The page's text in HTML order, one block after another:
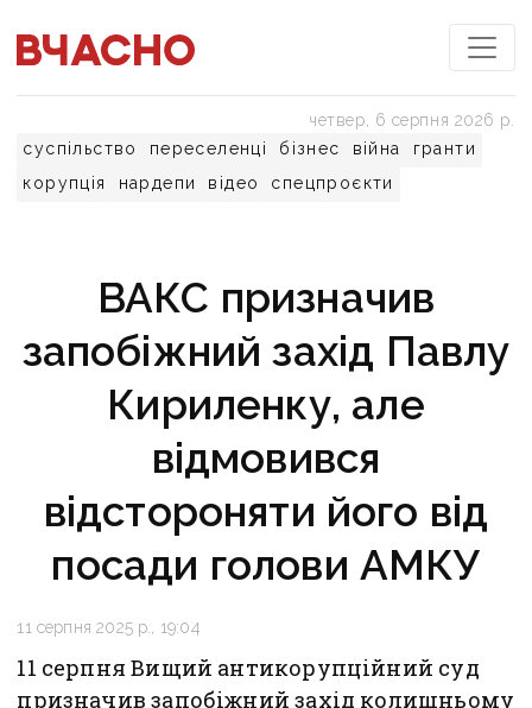
суспільство переселенці бізнес війна
гранти
корупція
нардепи відео спецпроєкти
четвер, 6 серпня 2026 р.
ВАКС призначив
запобіжний захід Павлу
Кириленку, але
відмовився
відстороняти його від
посади голови АМКУ
11 серпня 2025 р., 19:04
11 серпня Вищий антикорупційний суд
призначив запобіжний захід колишньому